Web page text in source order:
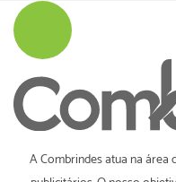
A Combrindes atua na